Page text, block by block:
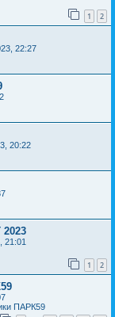
1 2
22:27
20:22
21:01
1 2
ПАРК59